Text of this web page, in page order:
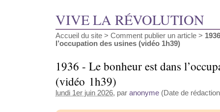
VIVE LA RÉVOLUTION
Accueil du site > Comment publier un article >
l’occupation des usines (vidéo 1h39)
1936 - Le bonheur est dans
(vidéo 1h39)
lundi 1er juin 2026, par anonyme (Date de